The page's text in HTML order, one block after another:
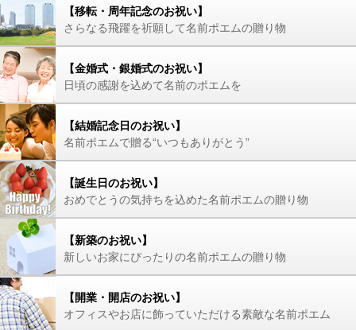
【移転・周年記念のお祝い】
さらなる飛躍を祈願して名前ポエムの贈り物
【金婚式・銀婚式のお祝い】
日頃の感謝を込めて名前のポエムを
【結婚記念日のお祝い】
名前ポエムで贈る“いつもありがとう”
【誕生日のお祝い】
おめでとうの気持ちを込めた名前ポエムの贈り物
【新築のお祝い】
新しいお家にぴったりの名前ポエムの贈り物
【開業・開店のお祝い】
オフィスやお店に飾っていただける素敵な名前ポエム